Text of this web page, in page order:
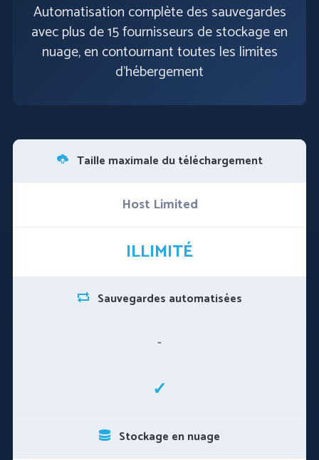
Automatisation complète des sauvegardes
avec plus de 15 fournisseurs de stockage en
nuage, en contournant toutes les limites
d'hébergement
Taille maximale du téléchargement
Host Limited
ILLIMITÉ
Sauvegardes automatisées
-
✓
Stockage en nuage